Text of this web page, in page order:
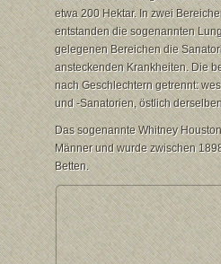
etwa 200 Hektar. In zwei
entstanden die sogenannten
gelegenen Bereichen die
ansteckenden Krankheiten. Die
nach Geschlechtern getrennt:
und -Sanatorien, östlich
Das sogenannte Whitney
Männer und wurde zwischen
Betten.